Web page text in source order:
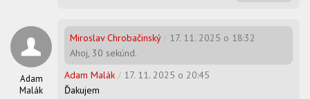
Adam
Malák
Miroslav Chrobačinský
17. 11. 2025 o 18:32
Ahoj, 30 sekúnd.
Adam Malák / 17. 11. 2025 o 20:45
Ďakujem